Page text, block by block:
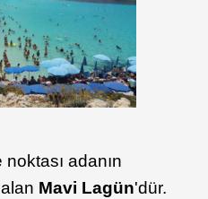
adanın
Mavi Lagün'dür.